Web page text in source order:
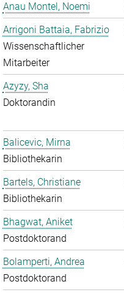
Anau Montel, Noemi
Arrigoni Battaia, Fabrizio
Wissenschaftlicher
Mitarbeiter
Azyzy, Sha
Doktorandin
Balicevic, Mirna
Bibliothekarin
Bartels, Christiane
Bibliothekarin
Bhagwat, Aniket
Postdoktorand
Bolamperti, Andrea
Postdoktorand